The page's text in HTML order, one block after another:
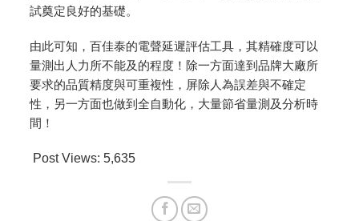
試奠定良好的基礎。
由此可知，百佳泰的電聲延遲評估工具，其精確度可以
量測出人力所不能及的程度！除一方面達到品牌大廠所
要求的品質精度與可重複性，屏除人為誤差與不確定
性，另一方面也做到全自動化，大量節省量測及分析時
間！
Post Views:5,635